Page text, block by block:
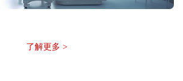
了解更多 >